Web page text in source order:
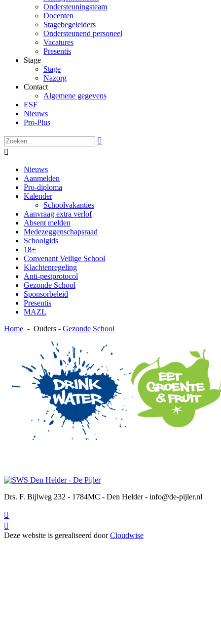
Ondersteuningsteam
Docenten
Stagebegeleiders
Ondersteunend personeel
Vacatures
Presentis
Stage
Stage
Nazorg
Contact
Algemene gegevens
ESF
Nieuws
Pro-Plus


Nieuws
Aanmelden
Pro-diploma
Kalender
Schoolvakanties
Aanvraag extra verlof
Absent melden
Medezeggenschapsraad
Schoolgids
18+
Convenant Veilige School
Klachtenregeling
Anti-pestprotocol
Gezonde School
Sponsorbeleid
Presentis
MAZL
Home - Ouders - Gezonde School
Drs. F. Bijlweg 232 - 1784MC - Den Helder - info@de-pijler.nl


Deze website is gerealiseerd doorCloudwise